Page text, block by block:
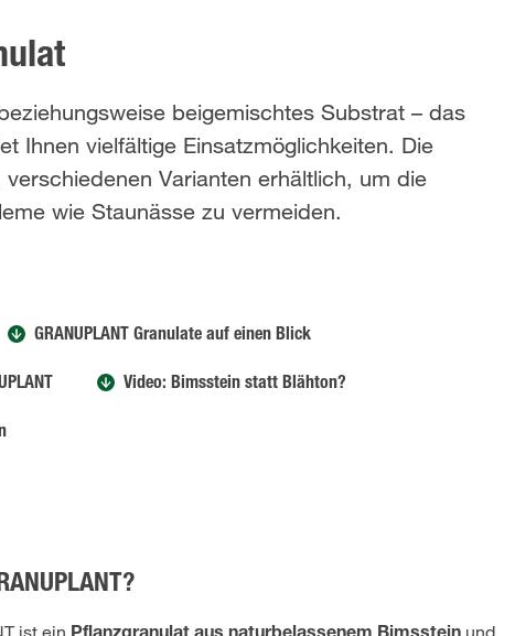
beigemischtes Substrat – das
Ihnen vielfältige Einsatzmöglichkeiten. Die
Varianten erhältlich, um die
wie Staunässe zu vermeiden.
GRANUPLANT Granulate auf einen Blick
Video: Bimsstein statt Blähton?
ist ein
und